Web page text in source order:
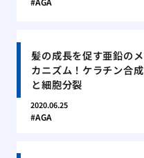
髪の成長を促す亜鉛のメ
カニズム！ケラチン合成
と細胞分裂
2020.06.25
AGA